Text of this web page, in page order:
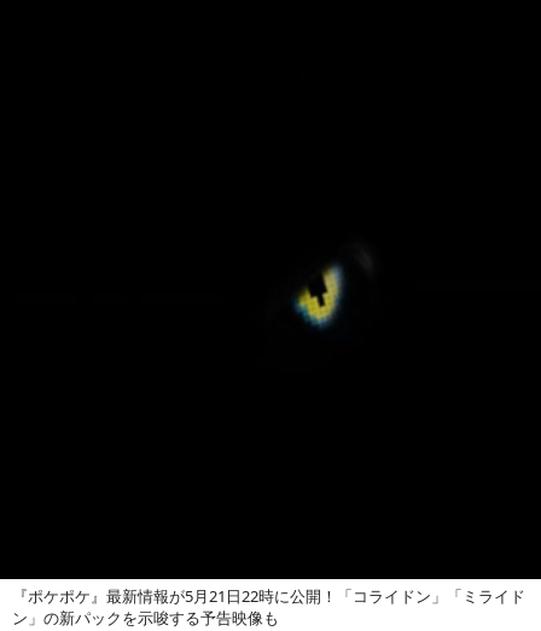
『ポケポケ』最新情報が5月21日22時に公開！「コライドン」「ミライド
ン」の新パックを示唆する予告映像も